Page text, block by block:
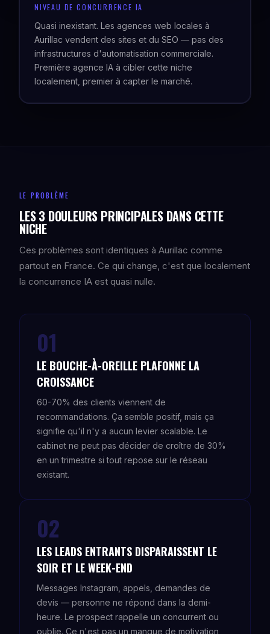
NIVEAU DE CONCURRENCE IA
Quasi inexistant. Les agences web locales à
Aurillac vendent des sites et du SEO — pas des
infrastructures d'automatisation commerciale.
Première agence IA à cibler cette niche
localement, premier à capter le marché.
LE PROBLÈME
LES 3 DOULEURS PRINCIPALES DANS CETTE
NICHE
Ces problèmes sont identiques à Aurillac comme
partout en France. Ce qui change, c'est que localement
la concurrence IA est quasi nulle.
01
LE BOUCHE-À-OREILLE PLAFONNE LA
CROISSANCE
60-70% des clients viennent de
recommandations. Ça semble positif, mais ça
signifie qu'il n'y a aucun levier scalable. Le
cabinet ne peut pas décider de croître de 30%
en un trimestre si tout repose sur le réseau
existant.
02
LES LEADS ENTRANTS DISPARAISSENT LE
SOIR ET LE WEEK-END
Messages Instagram, appels, demandes de
devis — personne ne répond dans la demi-
heure. Le prospect rappelle un concurrent ou
oublie. Ce n'est pas un manque de motivation,